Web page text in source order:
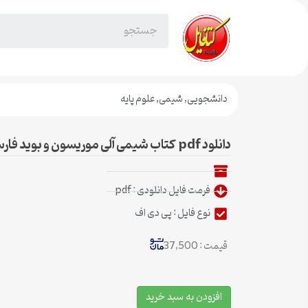
دانشجویی,شیمی,علوم پایه
دانلود pdf کتاب شیمی آلی موریسون و بوید فارسی
فرمت فایل دانلودی : pdf
نوع فایل : پی دی اف
قیمت : 37,500
افزودن به سبد خرید